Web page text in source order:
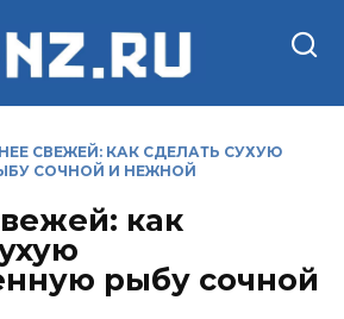
СВЕЖЕЙ: КАК СДЕЛАТЬ СУХУЮ
СОЧНОЙ И НЕЖНОЙ
как
рыбу сочной